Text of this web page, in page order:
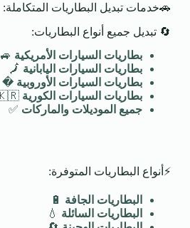
🚗خدمات تبديل البطاريات المتكاملة:
🔄 تبديل جميع أنواع البطاريات:
بطاريات السيارات الأمريكية 🚙
بطاريات السيارات اليابانية 🗾
بطاريات السيارات الأوروبية �️
بطاريات السيارات الكورية
جميع الموديلات والماركات ✅
⚡أنواع البطاريات المتوفرة:
البطاريات الجافة 🔋
البطاريات السائلة 💧